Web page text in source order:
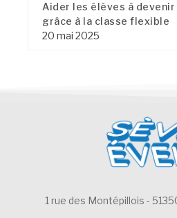
Aider les élèves à
grâce à la classe flexible
20 mai 2025
1 rue des Montépillois -